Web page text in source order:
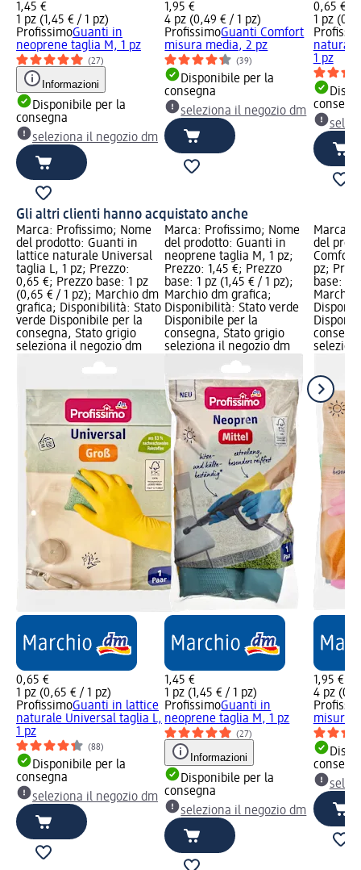
1,45 €
1 pz (1,45 € / 1 pz)
ProfissimoGuanti in
neoprene taglia M, 1 pz
(27)
Informazioni
Disponibile per la
consegna
seleziona il negozio dm
1,95 €
4 pz (0,49 € / 1 pz)
ProfissimoGuanti Comfort
misura media, 2 pz
(39)
Disponibile per la
consegna
seleziona il negozio dm
0,65 €
1 pz
1 pz
Gli altri clienti hanno acquistato anche
Marca: Profissimo; Nome
del prodotto: Guanti in
lattice naturale Universal
taglia L, 1 pz; Prezzo:
0,65 €; Prezzo base: 1 pz
(0,65 € / 1 pz); Marchio dm
grafica; Disponibilità: Stato
verde Disponibile per la
consegna, Stato grigio
seleziona il negozio dm
0,65 €
1 pz (0,65 € / 1 pz)
ProfissimoGuanti in lattice
naturale Universal taglia L,
1 pz
(88)
Disponibile per la
consegna
seleziona il negozio dm
Marca: Profissimo; Nome
del prodotto: Guanti in
neoprene taglia M, 1 pz;
Prezzo: 1,45 €; Prezzo
base: 1 pz (1,45 € / 1 pz);
Marchio dm grafica;
Disponibilità: Stato verde
Disponibile per la
consegna, Stato grigio
seleziona il negozio dm
1,45 €
1 pz (1,45 € / 1 pz)
ProfissimoGuanti in
neoprene taglia M, 1 pz
(27)
Informazioni
Disponibile per la
consegna
seleziona il negozio dm
Marca:
del
Comfort
pz;
base: 4
Marchio
1,95 €
4 pz
misura